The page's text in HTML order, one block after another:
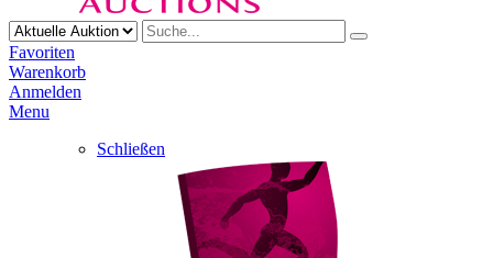
Favoriten
Warenkorb
Anmelden
Menu
Schließen